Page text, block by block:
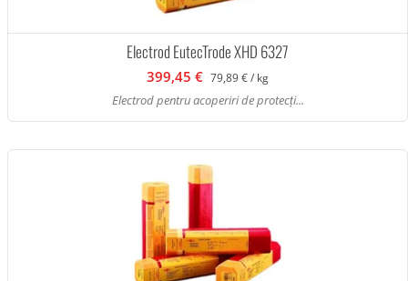
Electrod EutecTrode XHD 6327
399,45 € 79,89 € / kg
Electrod pentru acoperiri de protecți...